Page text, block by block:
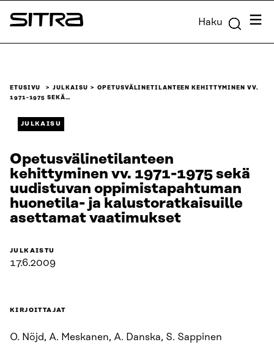
Siirry
suoraan
Sitra Haku
ETUSIVU JULKAISU
OPETUSVÄLINETILANTEEN KEHITTYMINEN VV.
1971-1975 SEKÄ…
JULKAISU
Opetusvälinetilanteen
kehittyminen vv. 1971-1975 sekä
uudistuvan oppimistapahtuman
huonetila- ja kalustoratkaisuille
asettamat vaatimukset
JULKAISTU
17.6.2009
KIRJOITTAJAT
O. Nöjd, A. Meskanen, A. Danska, S. Sappinen